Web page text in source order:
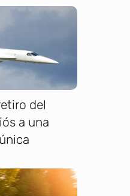
del
a una